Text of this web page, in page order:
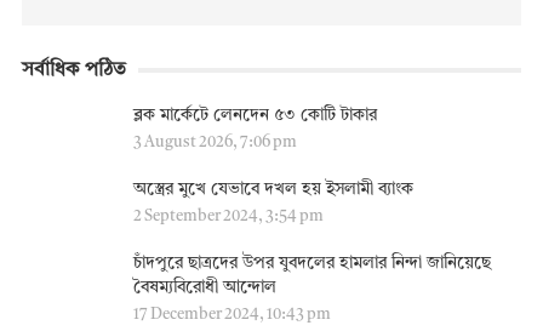
সর্বাধিক পঠিত
ব্লক মার্কেটে লেনদেন ৫৩ কোটি টাকার
3 August 2026, 7:06 pm
অস্ত্রের মুখে যেভাবে দখল হয় ইসলামী ব্যাংক
2 September 2024, 3:54 pm
চাঁদপুরে ছাত্রদের উপর যুবদলের হামলার নিন্দা জানিয়েছে
বৈষম্যবিরোধী আন্দোল
17 December 2024, 10:43 pm